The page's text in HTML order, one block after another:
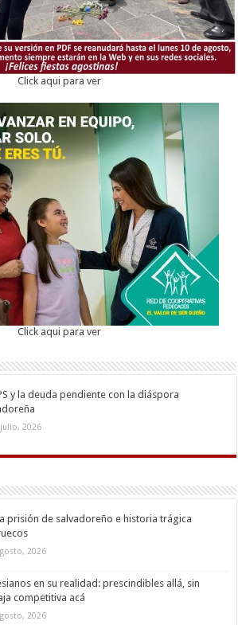
Click aqui para ver
Click aqui para ver
y la deuda pendiente con la diáspora
2026
prisión de salvadoreño e historia trágica
2026
en su realidad: prescindibles allá, sin
competitiva acá
2026